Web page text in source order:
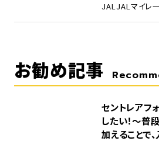
JALJALマイレ
お勧め記事
セントレアフ
したい！～普
加えることで